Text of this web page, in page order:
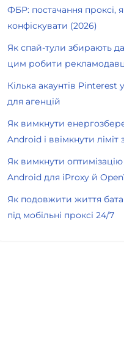
ФБР: постачання проксі,
конфіскувати (2026)
Як спай-тули збирають
цим робити
Кілька акаунтів Pinterest
для агенцій
Як вимкнути
Android і ввімкнути ліміт
Як вимкнути оптимізацію
Android для iProxy й
Як подовжити життя
під мобільні проксі 24/7